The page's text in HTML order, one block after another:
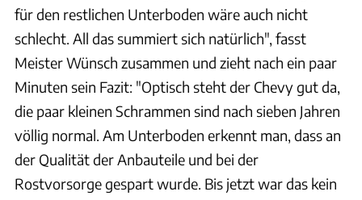
für den restlichen Unterboden wäre auch nicht
schlecht. All das summiert sich natürlich", fasst
Meister Wünsch zusammen und zieht nach ein paar
Minuten sein Fazit: "Optisch steht der Chevy gut da,
die paar kleinen Schrammen sind nach sieben Jahren
völlig normal. Am Unterboden erkennt man, dass an
der Qualität der Anbauteile und bei der
Rostvorsorge gespart wurde. Bis jetzt war das kein